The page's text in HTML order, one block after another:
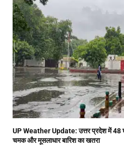
UP Weather Update: उत्तर प्रदेश में 48
चमक और मूसलाधार बारिश का खतरा